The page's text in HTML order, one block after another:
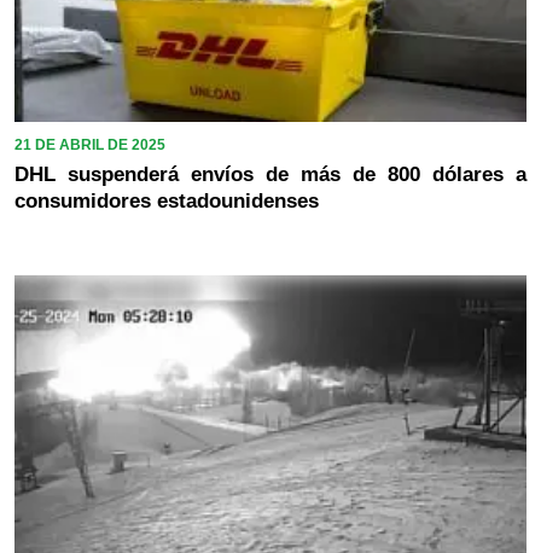
21 DE ABRIL DE 2025
DHL suspenderá envíos de más de 800 dólares a
consumidores estadounidenses